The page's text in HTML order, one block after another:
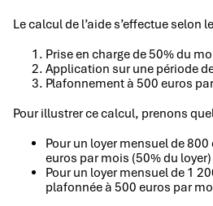
Le calcul de l’aide s’effectue selon
Prise en charge de 50% du
Application sur une période
Plafonnement à 500 euros
Pour illustrer ce calcul, prenons
Pour un loyer mensuel de 800
euros par mois (50% du loyer)
Pour un loyer mensuel de 1
plafonnée à 500 euros par